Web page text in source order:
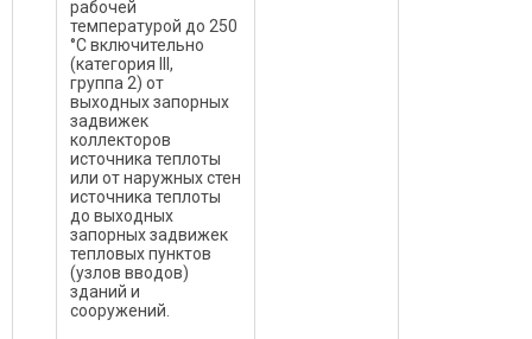
рабочей
температурой до 250
°С включительно
(категория III,
группа 2) от
выходных запорных
задвижек
коллекторов
источника теплоты
или от наружных стен
источника теплоты
до выходных
запорных задвижек
тепловых пунктов
(узлов вводов)
зданий и
сооружений.